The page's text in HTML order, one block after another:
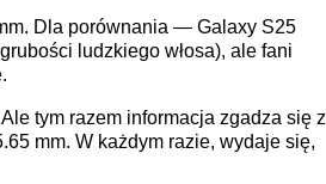
Dla porównania — Galaxy S25
ludzkiego włosa), ale fani
tym razem informacja zgadza się z
mm. W każdym razie, wydaje się,